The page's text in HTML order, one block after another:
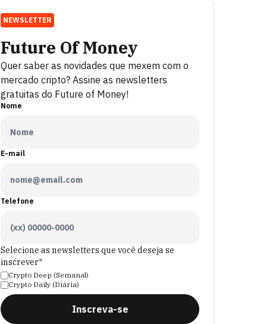
NEWSLETTER
Future Of Money
Quer saber as novidades que mexem com o
mercado cripto? Assine as newsletters
gratuitas do Future of Money!
Nome
E-mail
Telefone
Selecione as newsletters que você deseja se
inscrever*
Crypto Deep (Semanal)
Crypto Daily (Diária)
Inscreva-se